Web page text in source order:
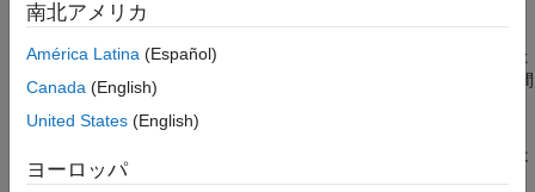
項目一覧
説明
例
チェック情報
参考
根拠
反復ステートメントまたは選択ステートメントに関連付けられた
コード ブロックが中かっこで囲まれていない場合、関連付けで間
インデントが原因で、コード行を反復ステートメントまたは
選択ステートメントに誤って関連付ける。
南北アメリカ
América Latina (Español)
Canada (English)
United States (English)
ヨーロッパ